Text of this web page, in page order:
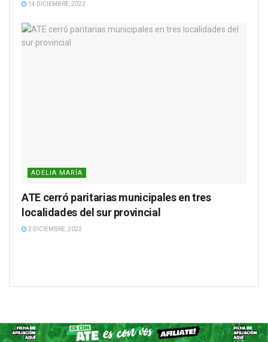
14 DICIEMBRE, 2022
ADELIA MARÍA
ATE cerró paritarias municipales en tres
localidades del sur provincial
2 DICIEMBRE, 2022